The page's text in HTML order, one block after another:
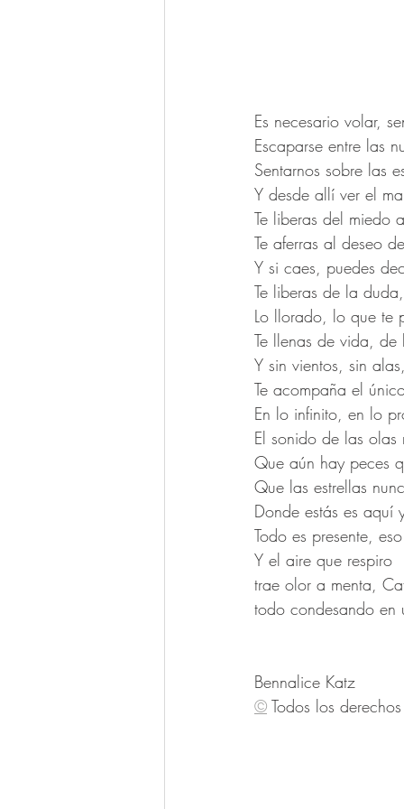
Es necesario volar,
Escaparse entre las
Sentarnos sobre las
Y desde allí ver el
Te liberas del miedo
Te aferras al deseo
Y si caes, puedes
Te liberas de la
Lo llorado, lo que te
Te llenas de vida,
Y sin vientos, sin
Te acompaña el
En lo infinito, en lo
El sonido de las
Que aún hay peces
Que las estrellas
Donde estás es
Todo es presente,
Y el aire que respiro
trae olor a menta,
todo condesando en
Bennalice Katz
© Todos los